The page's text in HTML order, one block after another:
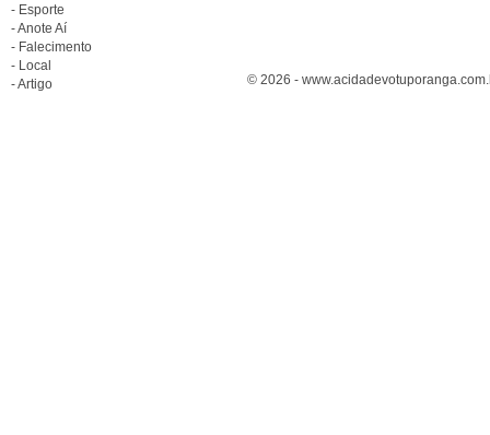
- Esporte
- Anote Aí
- Falecimento
- Local
- Artigo
© 2026 -